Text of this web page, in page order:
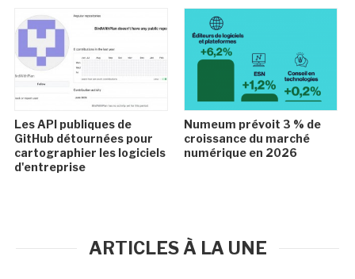
Les API publiques de
GitHub détournées pour
cartographier les logiciels
d'entreprise
Numeum prévoit 3 % de
croissance du marché
numérique en 2026
ARTICLES À LA UNE